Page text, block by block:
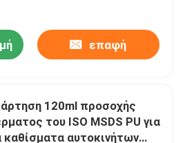
επαφή
120ml προσοχής
του ISO MSDS PU για
καθίσματα αυτοκινήτων